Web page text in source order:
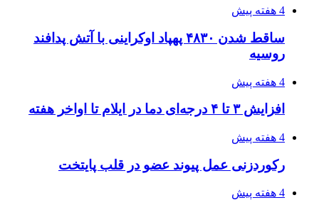
4 هفته پیش
ساقط شدن ۴۸۳۰ پهپاد اوکراینی با آتش پدافند
روسیه
4 هفته پیش
افزایش ۳ تا ۴ درجه‌ای دما در ایلام تا اواخر هفته
4 هفته پیش
رکوردزنی عمل پیوند عضو در قلب پایتخت
4 هفته پیش